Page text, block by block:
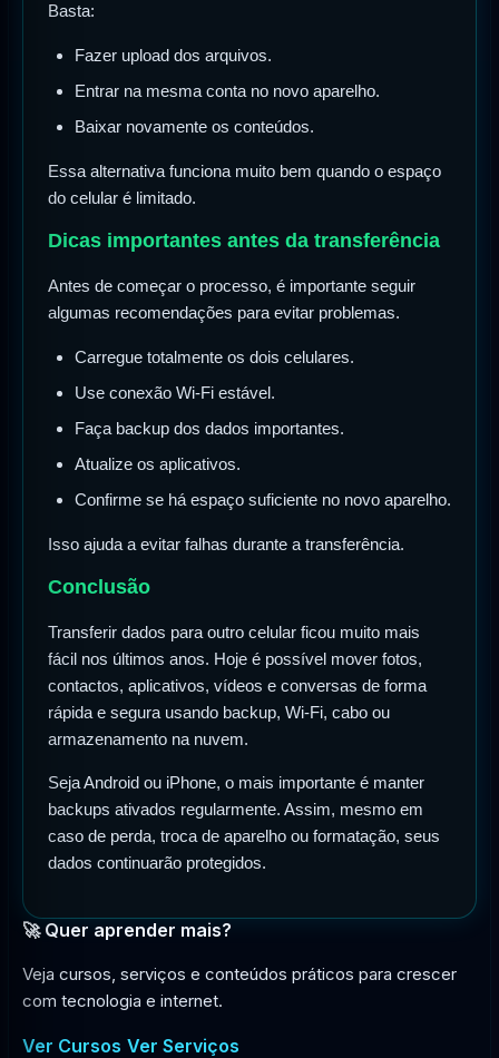
Basta:
Fazer upload dos arquivos.
Entrar na mesma conta no novo aparelho.
Baixar novamente os conteúdos.
Essa alternativa funciona muito bem quando o espaço
do celular é limitado.
Dicas importantes antes da transferência
Antes de começar o processo, é importante seguir
algumas recomendações para evitar problemas.
Carregue totalmente os dois celulares.
Use conexão Wi-Fi estável.
Faça backup dos dados importantes.
Atualize os aplicativos.
Confirme se há espaço suficiente no novo aparelho.
Isso ajuda a evitar falhas durante a transferência.
Conclusão
Transferir dados para outro celular ficou muito mais
fácil nos últimos anos. Hoje é possível mover fotos,
contactos, aplicativos, vídeos e conversas de forma
rápida e segura usando backup, Wi-Fi, cabo ou
armazenamento na nuvem.
Seja Android ou iPhone, o mais importante é manter
backups ativados regularmente. Assim, mesmo em
caso de perda, troca de aparelho ou formatação, seus
dados continuarão protegidos.
🚀 Quer aprender mais?
Veja cursos, serviços e conteúdos práticos para crescer
com tecnologia e internet.
Ver Cursos Ver Serviços